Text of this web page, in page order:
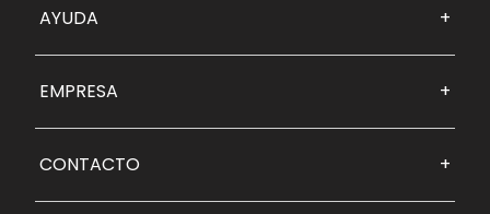
AYUDA +
EMPRESA +
CONTACTO +